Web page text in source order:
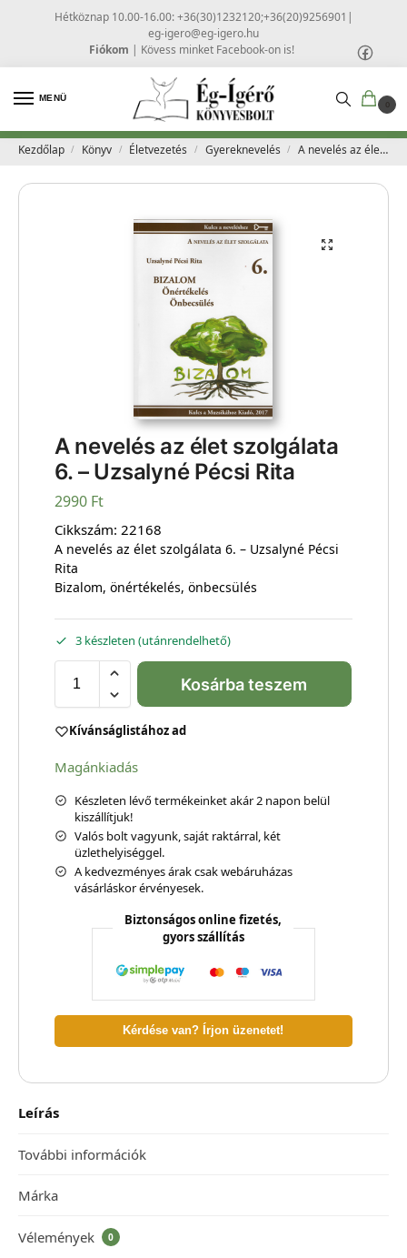
Hétköznap 10.00-16.00: +36(30)1232120;+36(20)9256901 |
eg-igero@eg-igero.hu
Fiókom | Kövess minket Facebook-on is!
MENÜ
0
Kezdőlap / Könyv / Életvezetés / Gyereknevelés / A nevelés az élet szolgálata 6. – Uzsalyné Pécsi Rita
A nevelés az élet szolgálata
6. – Uzsalyné Pécsi Rita
2990 Ft
Cikkszám: 22168
A nevelés az élet szolgálata 6. – Uzsalyné Pécsi
Rita
Bizalom, önértékelés, önbecsülés
3 készleten (utánrendelhető)
Kosárba teszem
Kívánságlistához ad
Magánkiadás
Készleten lévő termékeinket akár 2 napon belül
kiszállítjuk!
Valós bolt vagyunk, saját raktárral, két
üzlethelyiséggel.
A kedvezményes árak csak webáruházas
vásárláskor érvényesek.
Biztonságos online fizetés,
gyors szállítás
Kérdése van? Írjon üzenetet!
Leírás
További információk
Márka
Vélemények 0